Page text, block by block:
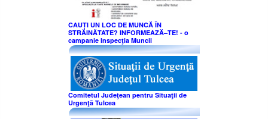
CAUȚI UN LOC DE MUNCĂ ÎN
STRĂINĂTATE? INFORMEAZĂ–TE! - o
campanie Inspecţia Muncii
Comitetul Judeţean pentru Situaţii de
Urgenţă Tulcea